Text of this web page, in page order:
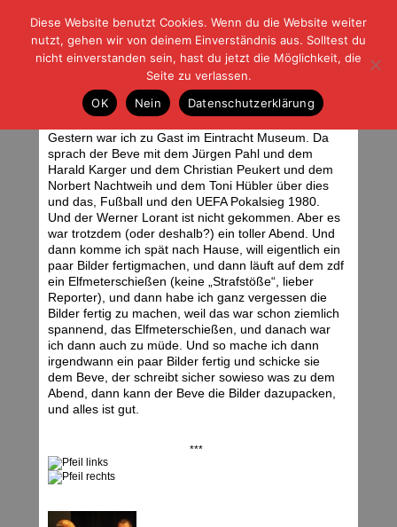
| | |BLOG-GFußball und der Rest
HOME|REGELN|IMPRESSUM |DATENSCHUTZ
Fünfundvierzig
Freitag, 21.05.10 | 06:52 Uhr
Gestern war ich zu Gast im Eintracht Museum. Da
sprach der Beve mit dem Jürgen Pahl und dem
Harald Karger und dem Christian Peukert und dem
Norbert Nachtweih und dem Toni Hübler über dies
und das, Fußball und den UEFA Pokalsieg 1980.
Und der Werner Lorant ist nicht gekommen. Aber es
war trotzdem (oder deshalb?) ein toller Abend. Und
dann komme ich spät nach Hause, will eigentlich ein
paar Bilder fertigmachen, und dann läuft auf dem zdf
ein Elfmeterschießen (keine „Strafstöße“, lieber
Reporter), und dann habe ich ganz vergessen die
Bilder fertig zu machen, weil das war schon ziemlich
spannend, das Elfmeterschießen, und danach war
ich dann auch zu müde. Und so mache ich dann
irgendwann ein paar Bilder fertig und schicke sie
dem Beve, der schreibt sicher sowieso was zu dem
Abend, dann kann der Beve die Bilder dazupacken,
und alles ist gut.
***
Diese Website benutzt Cookies. Wenn du die Website weiter
nutzt, gehen wir von deinem Einverständnis aus. Solltest du
nicht einverstanden sein, hast du jetzt die Möglichkeit, die
Seite zu verlassen.
OK
Nein Datenschutzerklärung